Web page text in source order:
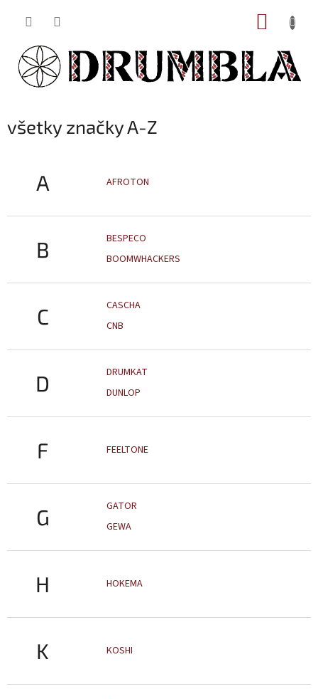
všetky značky A-Z
A AFROTON
B
BESPECO
BOOMWHACKERS
C
CASCHA
CNB
D
DRUMKAT
DUNLOP
F FEELTONE
G
GATOR
GEWA
H HOKEMA
K KOSHI